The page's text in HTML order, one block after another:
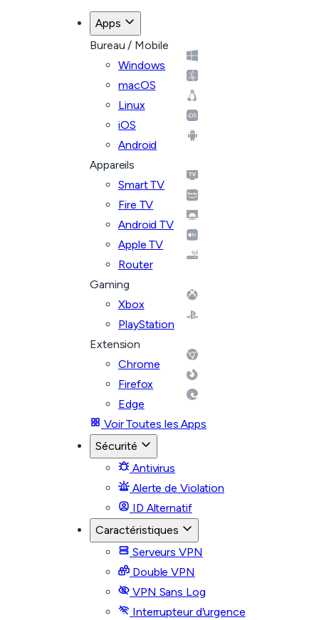
Apps
Bureau / Mobile
Windows
macOS
Linux
iOS
Android
Appareils
Smart TV
Fire TV
Android TV
Apple TV
Router
Gaming
Xbox
PlayStation
Extension
Chrome
Firefox
Edge
Voir Toutes les Apps
Sécurité
Antivirus
Alerte de Violation
ID Alternatif
Caractéristiques
Serveurs VPN
Double VPN
VPN Sans Log
Interrupteur d'urgence